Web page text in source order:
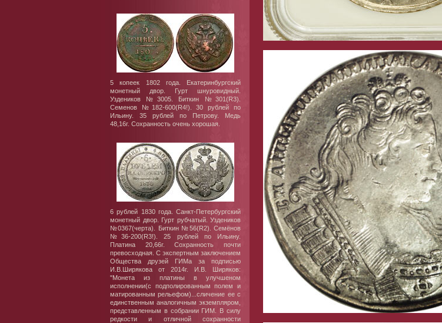
5 копеек 1802 года. Екатеринбургский
монетный двор. Гурт шнуровидный.
Уздеников №3005. Биткин №301(R3).
Семенов №182-600(R4!). 30 рублей по
Ильину. 35 рублей по Петрову. Медь
48,16г. Сохранность очень хорошая.
6 рублей 1830 года. Санкт-Петербургский
монетный двор. Гурт рубчатый. Уздеников
№0367(черта). Биткин №56(R2). Семёнов
№36-200(R3!). 25 рублей по Ильину.
Платина 20,66г. Сохранность почти
превосходная. С экспертным заключением
Общества друзей ГИМа за подписью
И.В.Ширякова от 2014г. И.В. Ширяков:
"Монета из платины в улучшеном
исполнении(с подполированным полем и
матированным рельефом)...сличение ее с
единственным аналогичным экземпляром,
представленным в собрании ГИМ. В силу
редкости и отличной сохранности